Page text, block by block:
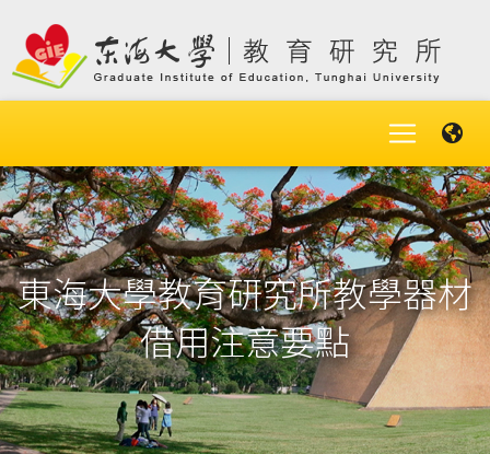
東海大學教育研究所教學器材
借用注意要點